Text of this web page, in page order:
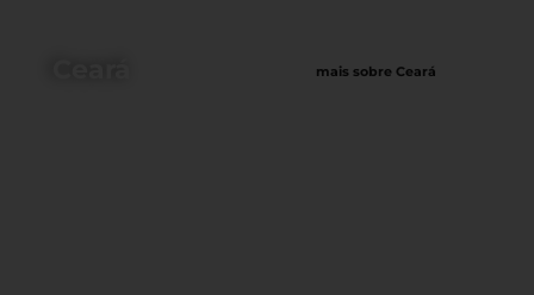
mais sobre Ceará